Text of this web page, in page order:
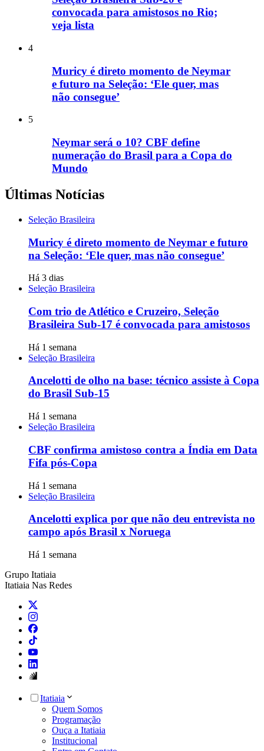
convocada para amistosos no Rio;
veja lista
4
Muricy é direto momento de Neymar
e futuro na Seleção: ‘Ele quer, mas
não consegue’
5
Neymar será o 10? CBF define
numeração do Brasil para a Copa do
Mundo
Últimas Notícias
Seleção Brasileira
Muricy é direto momento de Neymar e futuro
na Seleção: ‘Ele quer, mas não consegue’
Há 3 dias
Seleção Brasileira
Com trio de Atlético e Cruzeiro, Seleção
Brasileira Sub-17 é convocada para amistosos
Há 1 semana
Seleção Brasileira
Ancelotti de olho na base: técnico assiste à Copa
do Brasil Sub-15
Há 1 semana
Seleção Brasileira
CBF confirma amistoso contra a Índia em Data
Fifa pós-Copa
Há 1 semana
Seleção Brasileira
Ancelotti explica por que não deu entrevista no
campo após Brasil x Noruega
Há 1 semana
Grupo Itatiaia
Itatiaia Nas Redes
Itatiaia
Quem Somos
Programação
Ouça a Itatiaia
Institucional